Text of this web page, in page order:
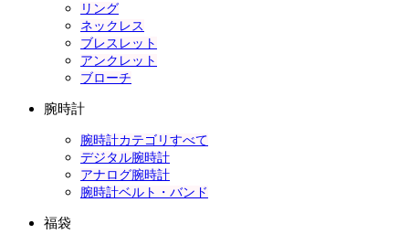
リング
ネックレス
ブレスレット
アンクレット
ブローチ
腕時計
腕時計カテゴリすべて
デジタル腕時計
アナログ腕時計
腕時計ベルト・バンド
福袋